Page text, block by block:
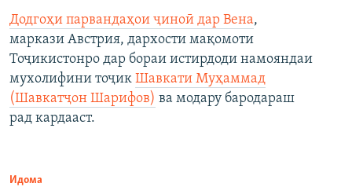
Додгоҳи парвандаҳои ҷиноӣ дар Вена,
маркази Австрия, дархости мақомоти
Тоҷикистонро дар бораи истирдоди намояндаи
мухолифини тоҷик Шавкати Муҳаммад
(Шавкатҷон Шарифов) ва модару бародараш
рад кардааст.
Идома